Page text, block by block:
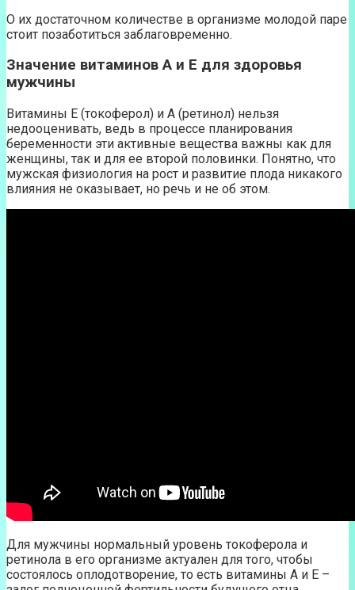
О их достаточном количестве в организме молодой паре
стоит позаботиться заблаговременно.
Значение витаминов А и Е для здоровья
мужчины
Витамины Е (токоферол) и А (ретинол) нельзя
недооценивать, ведь в процессе планирования
беременности эти активные вещества важны как для
женщины, так и для ее второй половинки. Понятно, что
мужская физиология на рост и развитие плода никакого
влияния не оказывает, но речь и не об этом.
Для мужчины нормальный уровень токоферола и
ретинола в его организме актуален для того, чтобы
состоялось оплодотворение, то есть витамины А и Е –